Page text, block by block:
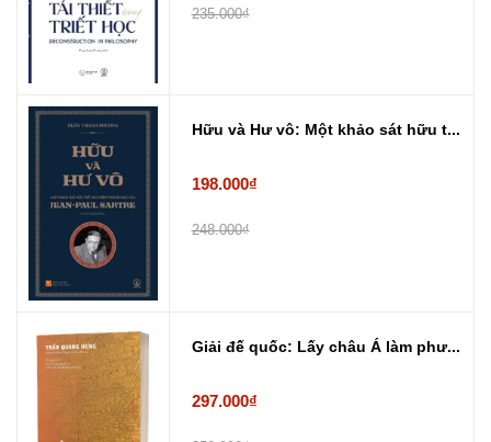
235.000₫
Hữu và Hư vô: Một khảo sát hữu t...
198.000₫
248.000₫
Giải đế quốc: Lấy châu Á làm phư...
297.000₫